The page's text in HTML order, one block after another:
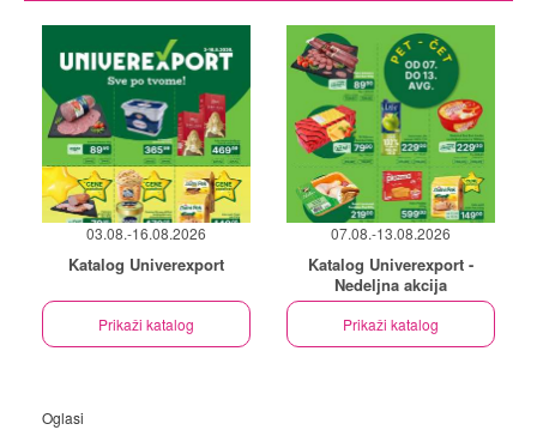
03.08.-16.08.2026
Katalog Univerexport
Prikaži katalog
07.08.-13.08.2026
Katalog Univerexport -
Nedeljna akcija
Prikaži katalog
Oglasi